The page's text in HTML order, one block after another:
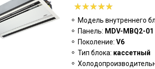
Модель внутреннего
Панель: MDV-MBQ2-01
Поколение: V6
Тип блока: кассетный